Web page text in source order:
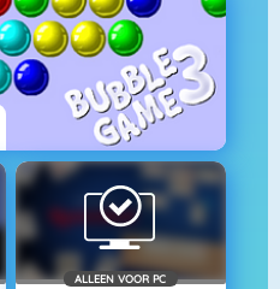
ALLEEN VOOR PC